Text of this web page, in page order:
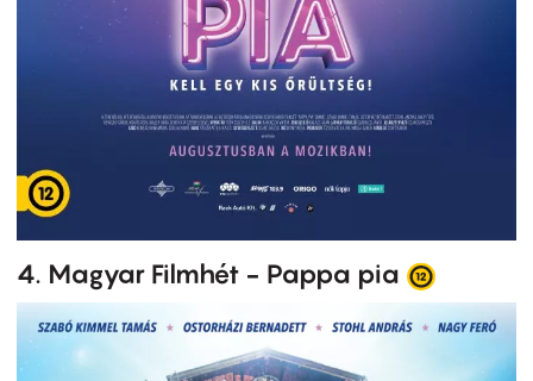
4. Magyar Filmhét - Pappa pia